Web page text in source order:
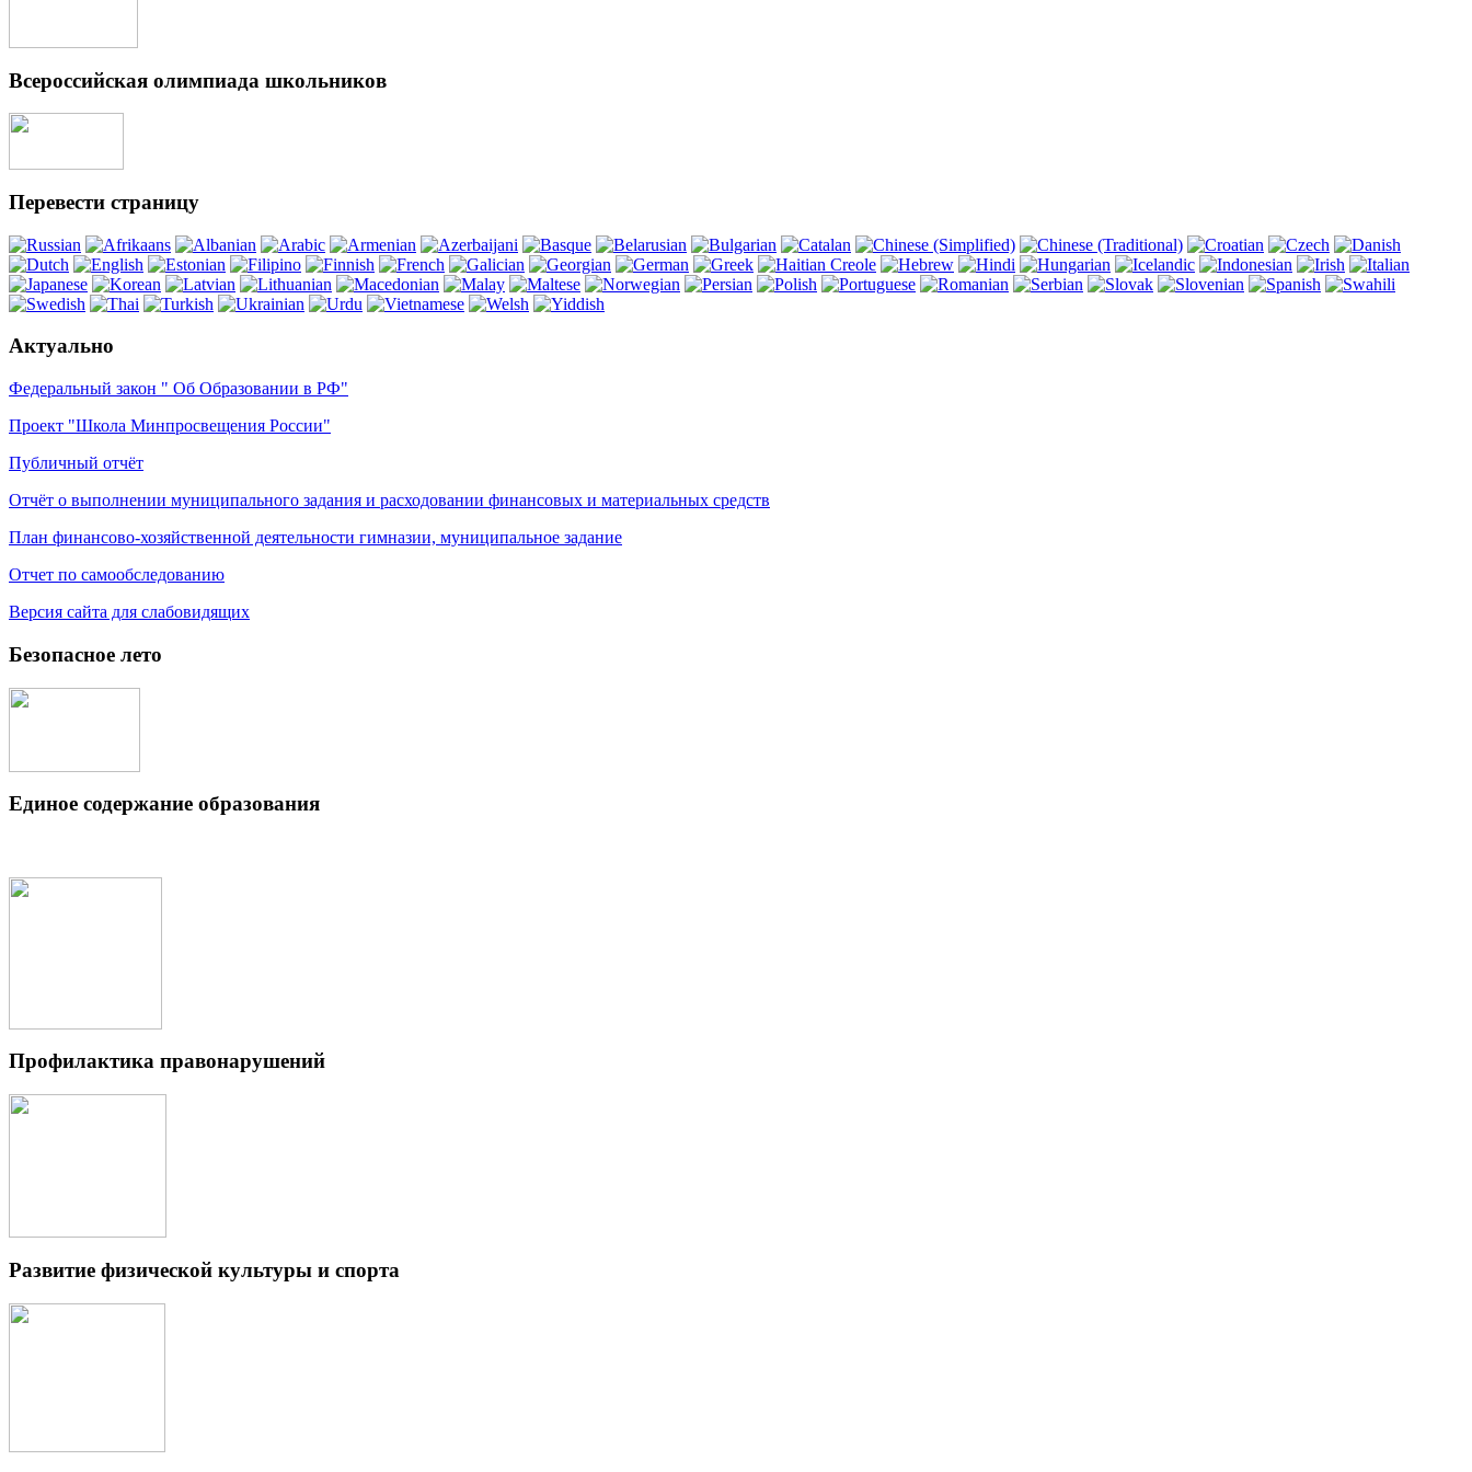
Всероссийская олимпиада школьников
Перевести страницу
Актуально
Федеральный закон " Об Образовании в РФ"
Проект "Школа Минпросвещения России"
Публичный отчёт
Отчёт о выполнении муниципального задания и расходовании финансовых и материальных средств
План финансово-хозяйственной деятельности гимназии, муниципальное задание
Отчет по самообследованию
Версия сайта для слабовидящих
Безопасное лето
Единое содержание образования
Профилактика правонарушений
Развитие физической культуры и спорта